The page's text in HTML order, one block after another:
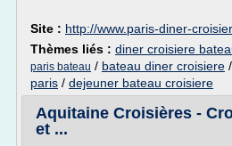
Site : http://www.paris-diner-
Thèmes liés : diner croisiere
paris bateau / bateau diner croisiere /
paris / dejeuner bateau croisiere
Aquitaine Croisières -
et ...